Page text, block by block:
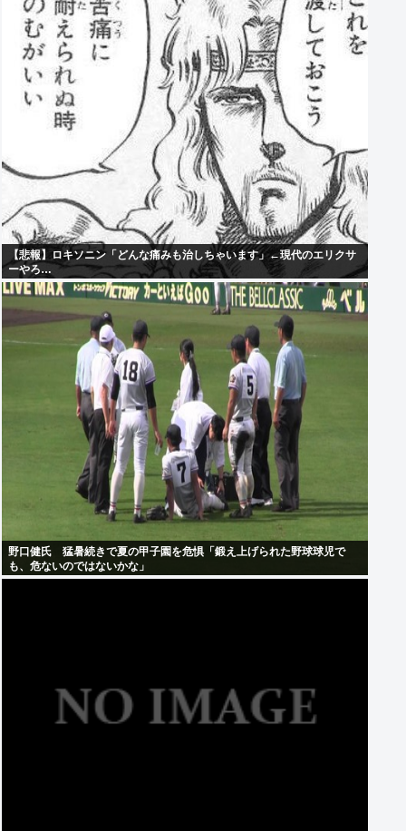
【悲報】ロキソニン「どんな痛みも治しちゃいます」←現代のエリクサ
ーやろ…
野口健氏 猛暑続きで夏の甲子園を危惧「鍛え上げられた野球球児で
も、危ないのではないかな」